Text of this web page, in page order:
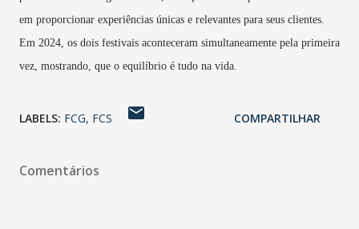
em proporcionar experiências únicas e relevantes para seus clientes.
Em 2024, os dois festivais aconteceram simultaneamente pela primeira
vez, mostrando, que o equilíbrio é tudo na vida.
LABELS: FCG FCS COMPARTILHAR
Comentários